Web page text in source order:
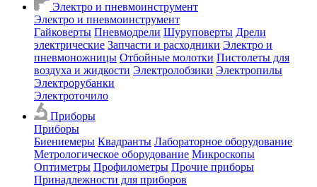
Электро и пневмоинструмент
Электро и пневмоинструмент
Гайковерты Пневмодрели Шуруповерты Дрели
электрические Запчасти и расходники Электро и
пневмоножницы Отбойные молотки Пистолеты для
воздуха и жидкости Электролобзики Электропилы
Электрорубанки
Электроточило
Приборы
Приборы
Биениемеры Квадранты Лабораторное оборудование
Метрологическое оборудование Микроскопы
Оптиметры Профилометры Прочие приборы
Принадлежности для приборов